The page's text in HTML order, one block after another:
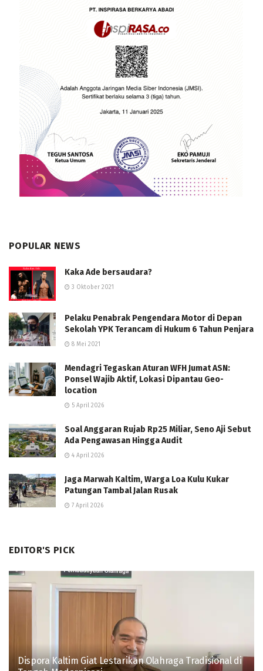
POPULAR NEWS
Kaka Ade bersaudara?
3 Oktober 2021
Pelaku Penabrak Pengendara Motor di Depan
Sekolah YPK Terancam di Hukum 6 Tahun Penjara
8 Mei 2021
Mendagri Tegaskan Aturan WFH Jumat ASN:
Ponsel Wajib Aktif, Lokasi Dipantau Geo-
location
5 April 2026
Soal Anggaran Rujab Rp25 Miliar, Seno Aji Sebut
Ada Pengawasan Hingga Audit
4 April 2026
Jaga Marwah Kaltim, Warga Loa Kulu Kukar
Patungan Tambal Jalan Rusak
7 April 2026
EDITOR'S PICK
Dispora Kaltim Giat Lestarikan Olahraga Tradisional di